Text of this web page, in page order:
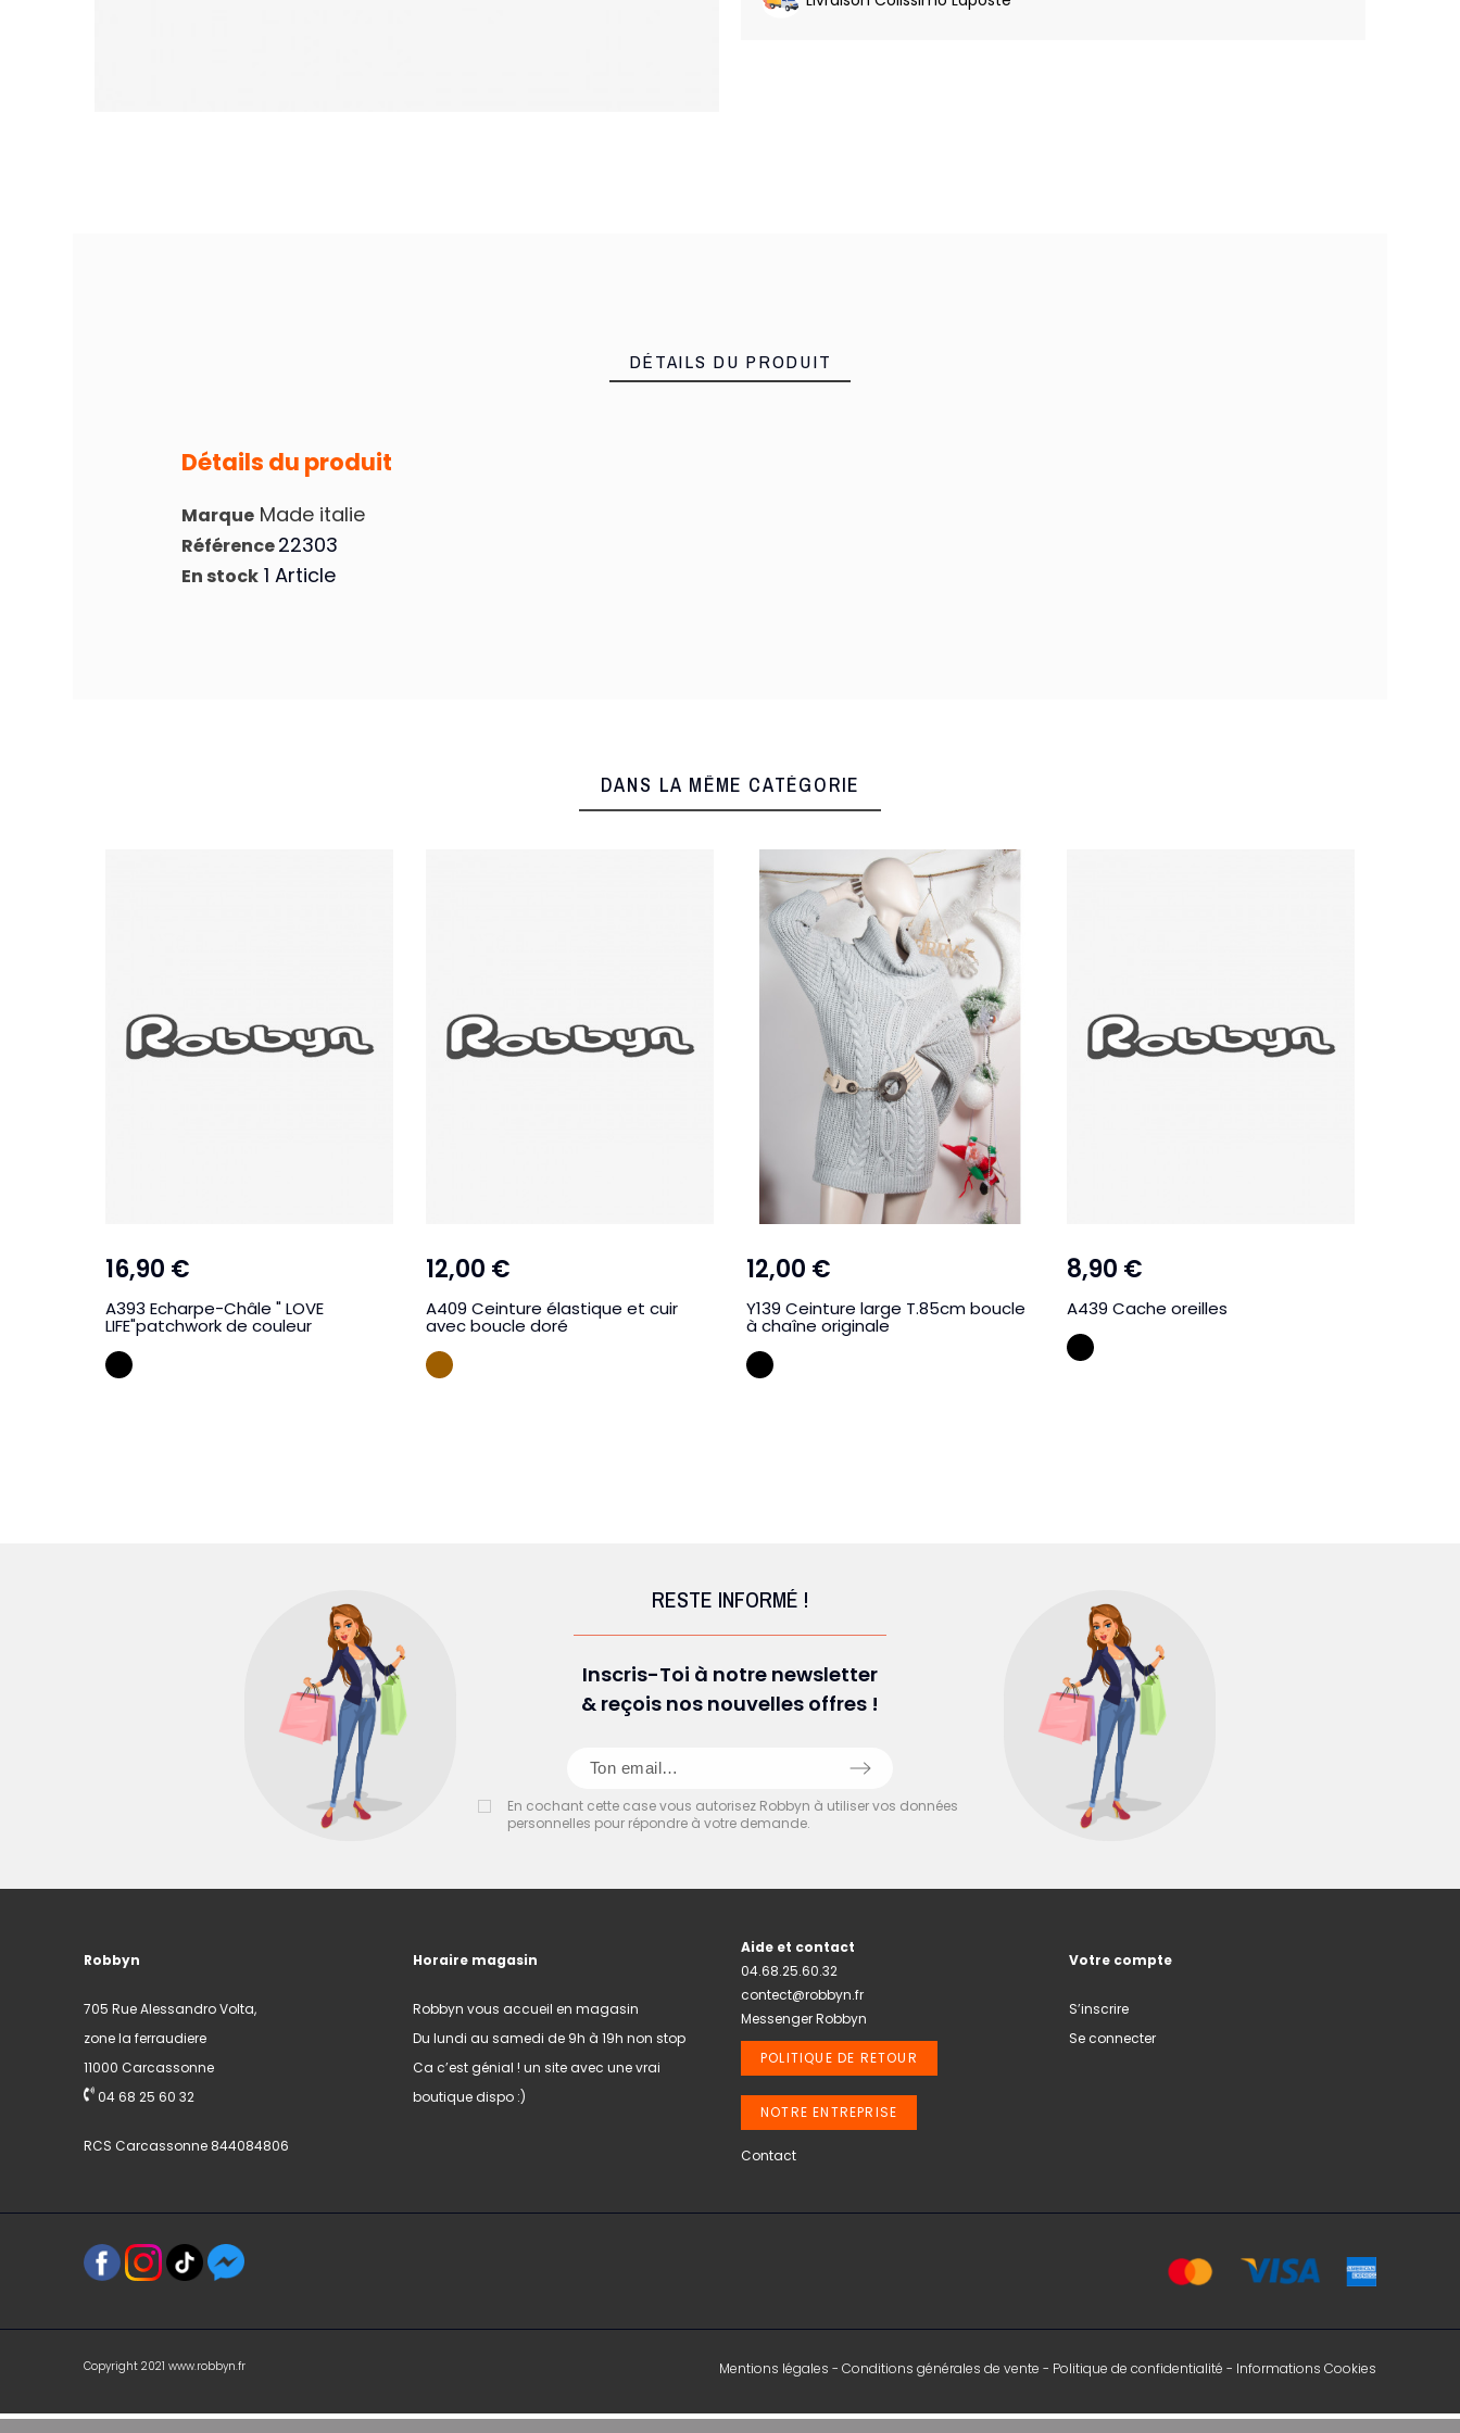
DÉTAILS DU PRODUIT
Détails du produit
Marque Made italie
Référence22303
En stock 1 Article
DANS LA MÊME CATÉGORIE
16,90 €
A393 Echarpe-Châle " LOVE
LIFE"patchwork de couleur
NOIR
12,00 €
A409 Ceinture élastique et cuir
avec boucle doré
CAMEL
12,00 €
Y139 Ceinture large T.85cm boucle
à chaîne originale
Creme
8,90 €
A439 Cache oreilles
NOIR
RESTE INFORMÉ !
Inscris-Toi à notre newsletter
& reçois nos nouvelles offres !
En cochant cette case vous autorisez Robbyn à utiliser vos données
personnelles pour répondre à votre demande.
Robbyn
705 Rue Alessandro Volta,
zone la ferraudiere
11000 Carcassonne
04 68 25 60 32
RCS Carcassonne 844084806
Horaire magasin
Robbyn vous accueil en magasin
Du lundi au samedi de 9h à 19h non stop
Ca c’est génial ! un site avec une vrai
boutique dispo :)
Aide et contact
04.68.25.60.32
contect@robbyn.fr
Messenger Robbyn
POLITIQUE DE RETOUR
NOTRE ENTREPRISE
Contact
Votre compte
S’inscrire
Se connecter
Copyright 2021 www.robbyn.fr Mentions légales - Conditions générales de vente - Politique de confidentialité - Informations Cookies